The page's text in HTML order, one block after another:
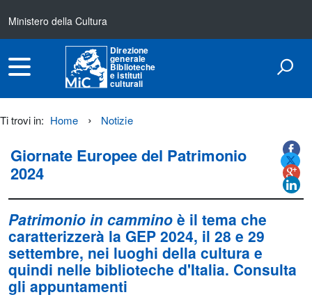
Ministero della Cultura
Direzione
generale
Biblioteche
e istituti
culturali
Ti trovi in: Home Notizie
Titolo+CondividiSu
TitoloCondividiSu
Giornate Europee del Patrimonio
2024
Patrimonio in cammino è il tema che
caratterizzerà la GEP 2024, il 28 e 29
settembre, nei luoghi della cultura e
quindi nelle biblioteche d'Italia. Consulta
gli appuntamenti